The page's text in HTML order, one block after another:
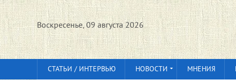
Воскресенье, 09 августа 2026
СТАТЬИ / ИНТЕРВЬЮ НОВОСТИ МНЕНИЯ